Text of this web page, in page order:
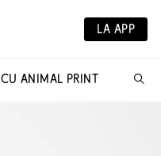
LA APP
ANIMAL PRINT